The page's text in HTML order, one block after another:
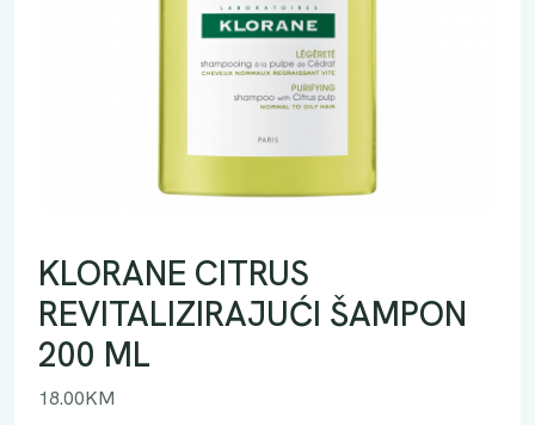
KLORANE CITRUS
REVITALIZIRAJUĆI ŠAMPON
200 ML
18.00KM